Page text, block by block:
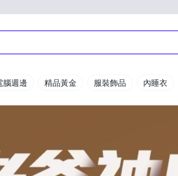
腦週邊 精品黃金 服裝飾品 內睡衣